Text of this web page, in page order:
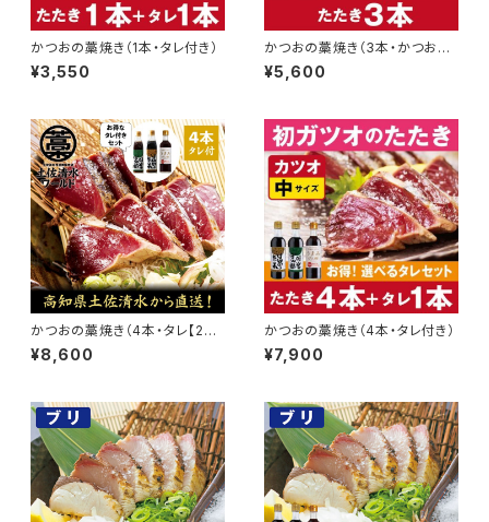
かつおの藁焼き（1本・タレ付き）
¥3,550
かつおの藁焼き（3本・かつおの
み）
¥5,600
かつおの藁焼き（4本・タレ【2
本】付き）
¥8,600
かつおの藁焼き（4本・タレ付き）
¥7,900